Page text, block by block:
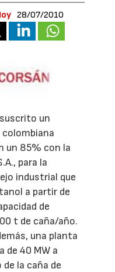
28/07/2010
un
un 85% con la
para la
industrial que
a partir de
de
t de caña/año.
una planta
de 40 MW a
la caña de